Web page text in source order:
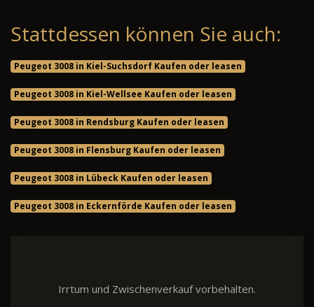
Stattdessen können Sie auch:
Peugeot 3008 in Kiel-Suchsdorf Kaufen oder leasen
Peugeot 3008 in Kiel-Wellsee Kaufen oder leasen
Peugeot 3008 in Rendsburg Kaufen oder leasen
Peugeot 3008 in Flensburg Kaufen oder leasen
Peugeot 3008 in Lübeck Kaufen oder leasen
Peugeot 3008 in Eckernförde Kaufen oder leasen
Irrtum und Zwischenverkauf vorbehalten.